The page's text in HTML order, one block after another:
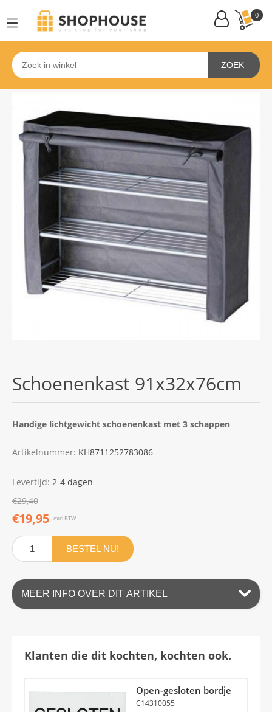
0
ZOEK
Schoenenkast 91x32x76cm
Handige lichtgewicht schoenenkast met 3 schappen
Artikelnummer: KH8711252783086
Levertijd: 2-4 dagen
€29,40
€19,95 excl.BTW
BESTEL NU!
MEER INFO OVER DIT ARTIKEL
Klanten die dit kochten, kochten ook.
Open-gesloten bordje
C14310055